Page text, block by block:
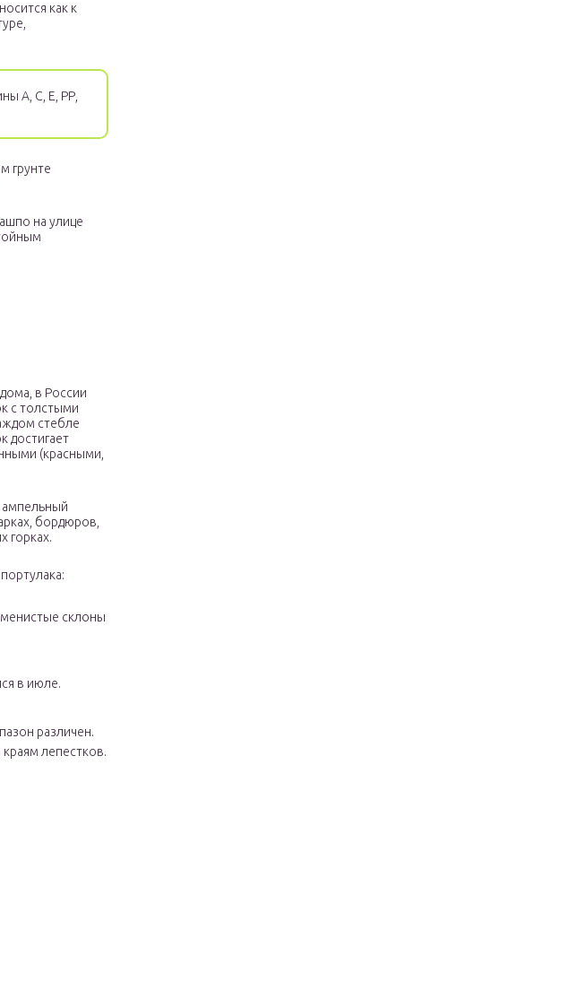
как к
А, С, Е, РР,
грунте
на улице
в России
с толстыми
стебле
достигает
(красными,
ампельный
бордюров,
горках.
склоны
в июле.
различен.
лепестков.